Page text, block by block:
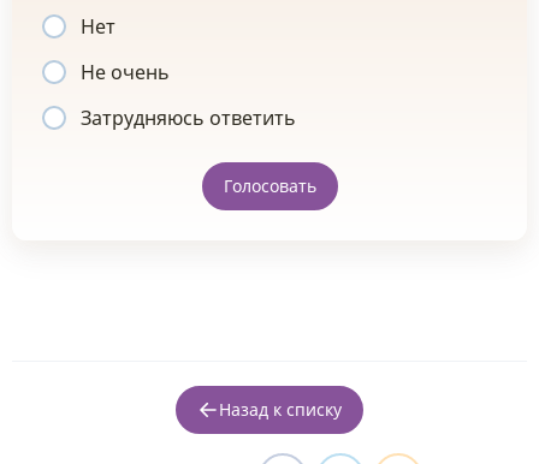
Нет
Не очень
Затрудняюсь ответить
Голосовать
Назад к списку